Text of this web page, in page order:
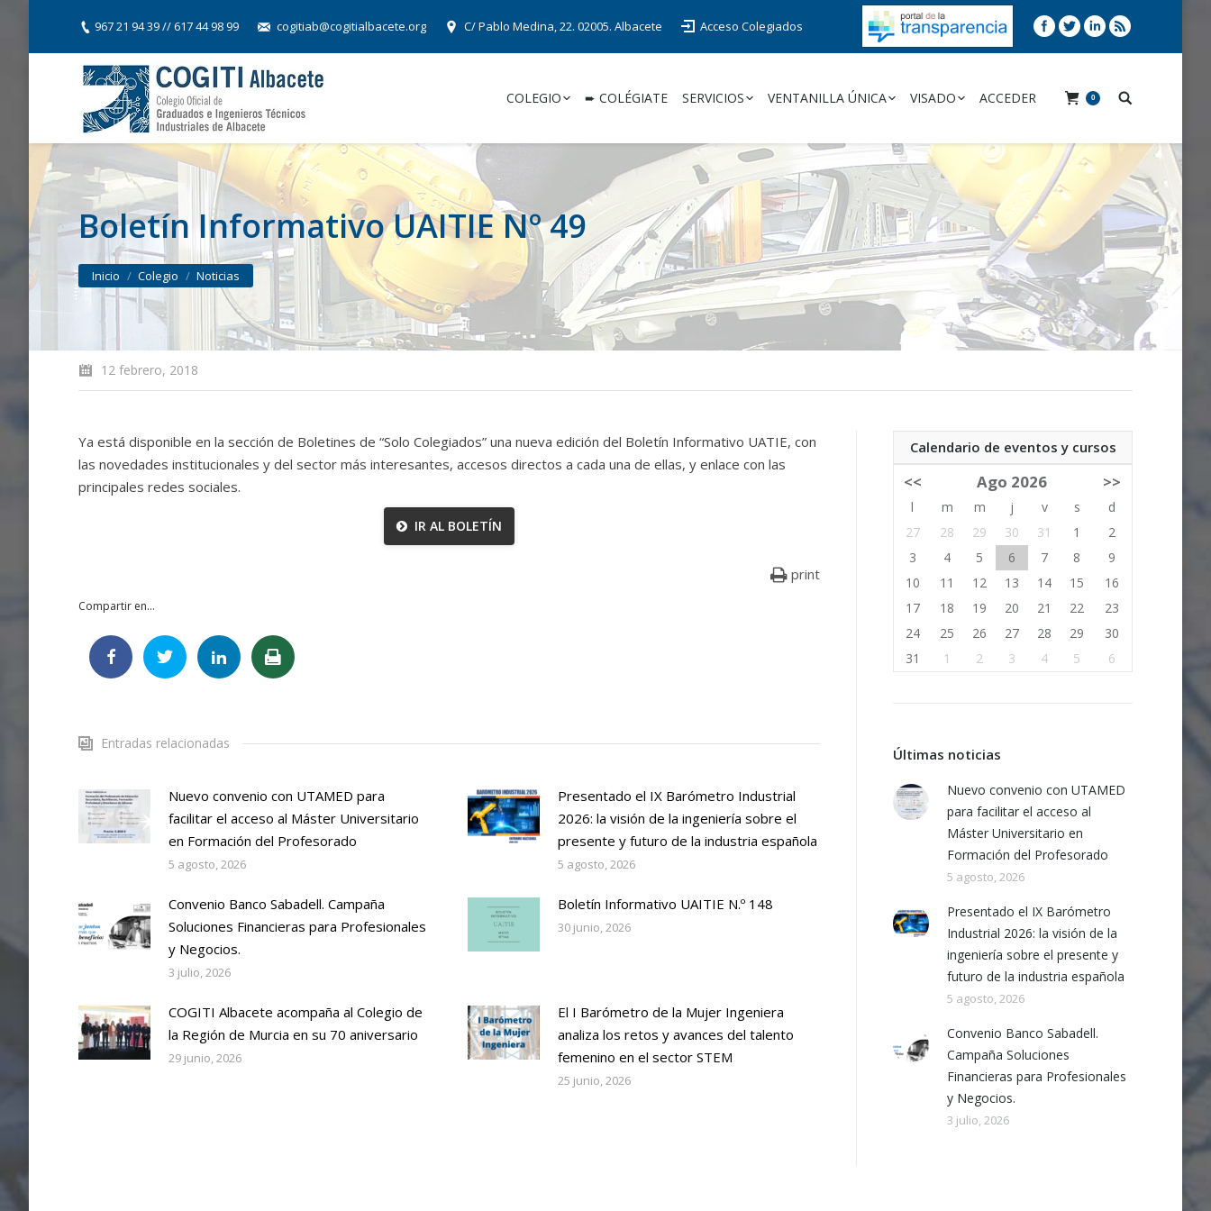
967 21 94 39 // 617 44 98 99 cogitiab@cogitialbacete.org C/ Pablo Medina, 22. 02005. Albacete Acceso Colegiados
COLEGIO ➨ COLÉGIATE SERVICIOS VENTANILLA ÚNICA VISADO ACCEDER 0
Boletín Informativo UAITIE Nº 49
You are here:
Inicio Colegio Noticias
12 febrero, 2018
Ya está disponible en la sección de Boletines de “Solo Colegiados” una nueva edición del Boletín Informativo UATIE, con
las novedades institucionales y del sector más interesantes, accesos directos a cada una de ellas, y enlace con las
principales redes sociales.
IR AL BOLETÍN
print
Compartir en...
Entradas relacionadas
Nuevo convenio con UTAMED para
facilitar el acceso al Máster Universitario
en Formación del Profesorado
5 agosto, 2026
Presentado el IX Barómetro Industrial
2026: la visión de la ingeniería sobre el
presente y futuro de la industria española
5 agosto, 2026
Convenio Banco Sabadell. Campaña
Soluciones Financieras para Profesionales
y Negocios.
3 julio, 2026
Boletín Informativo UAITIE N.º 148
30 junio, 2026
COGITI Albacete acompaña al Colegio de
la Región de Murcia en su 70 aniversario
29 junio, 2026
El I Barómetro de la Mujer Ingeniera
analiza los retos y avances del talento
femenino en el sector STEM
25 junio, 2026
Calendario de eventos y cursos
<< Ago 2026 >>
l m m j v s
d
27
28 29 30 31 1
2
3
4 5 6 7 8
9
10
11 12 13 14 15
16
17
18 19 20 21 22
23
24
25 26 27 28 29
30
31
1 2 3 4 5 6
Últimas noticias
Nuevo convenio con UTAMED
para facilitar el acceso al
Máster Universitario en
Formación del Profesorado
5 agosto, 2026
Presentado el IX Barómetro
Industrial 2026: la visión de la
ingeniería sobre el presente y
futuro de la industria española
5 agosto, 2026
Convenio Banco Sabadell.
Campaña Soluciones
Financieras para Profesionales
y Negocios.
3 julio, 2026